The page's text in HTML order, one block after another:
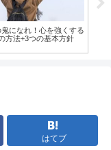
鬼になれ！心を強くする
方法+3つの基本方針
はてブ